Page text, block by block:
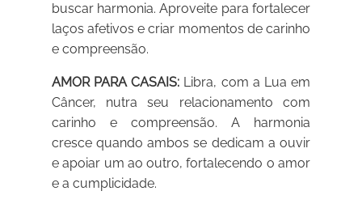
buscar harmonia. Aproveite para fortalecer
laços afetivos e criar momentos de carinho
e compreensão.
AMOR PARA CASAIS: Libra, com a Lua em
Câncer, nutra seu relacionamento com
carinho e compreensão. A harmonia
cresce quando ambos se dedicam a ouvir
e apoiar um ao outro, fortalecendo o amor
e a cumplicidade.